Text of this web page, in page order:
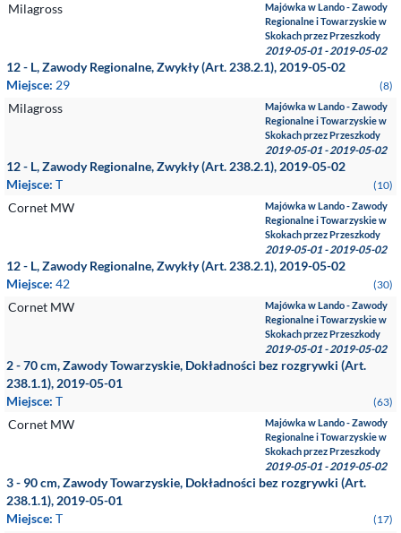
Milagross
Majówka w Lando - Zawody
Regionalne i Towarzyskie w
Skokach przez Przeszkody
2019-05-01 - 2019-05-02
12 - L, Zawody Regionalne, Zwykły (Art. 238.2.1), 2019-05-02
Miejsce: 29 (8)
Milagross
Majówka w Lando - Zawody
Regionalne i Towarzyskie w
Skokach przez Przeszkody
2019-05-01 - 2019-05-02
12 - L, Zawody Regionalne, Zwykły (Art. 238.2.1), 2019-05-02
Miejsce: T (10)
Cornet MW
Majówka w Lando - Zawody
Regionalne i Towarzyskie w
Skokach przez Przeszkody
2019-05-01 - 2019-05-02
12 - L, Zawody Regionalne, Zwykły (Art. 238.2.1), 2019-05-02
Miejsce: 42 (30)
Cornet MW
Majówka w Lando - Zawody
Regionalne i Towarzyskie w
Skokach przez Przeszkody
2019-05-01 - 2019-05-02
2 - 70 cm, Zawody Towarzyskie, Dokładności bez rozgrywki (Art.
238.1.1), 2019-05-01
Miejsce: T (63)
Cornet MW
Majówka w Lando - Zawody
Regionalne i Towarzyskie w
Skokach przez Przeszkody
2019-05-01 - 2019-05-02
3 - 90 cm, Zawody Towarzyskie, Dokładności bez rozgrywki (Art.
238.1.1), 2019-05-01
Miejsce: T (17)